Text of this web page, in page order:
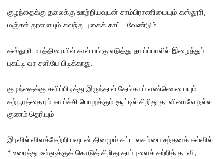
குழந்தைக்கு தலைக்கு ஊற்றியவுடன் சாம்பிராணியையும் கஸ்தூரி,
மஞ்சள் தூளையும் கலந்து புகைக் காட்ட வேண்டும்.
கஸ்தூரி மாத்திரையில் கால் பங்கு எடுத்து தாய்ப்பாலில் இழைத்துப்
புகட்டி வர சளியே பிடிக்காது.
குழந்தைக்கு சளிப்பிடித்து இருந்தால் தேங்காய் எண்ணெயையும்
கற்பூரத்தையும் காய்ச்சி பொறுக்கும் சூட்டில் சிறிது தடவினாலே நல்ல
குணம் தெரியும்.
இரவில் விளக்கேற்றியவுடன் தினமும் சுட்ட வசம்பை சந்தனக் கல்வில்
* உரைத்து உள்ளுக்குக் கொடுத் சிறிது தாப்புளைச் சுற்றித் தடவி,